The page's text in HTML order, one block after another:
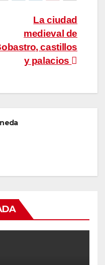
La ciudad
medieval de
castillos
y palacios